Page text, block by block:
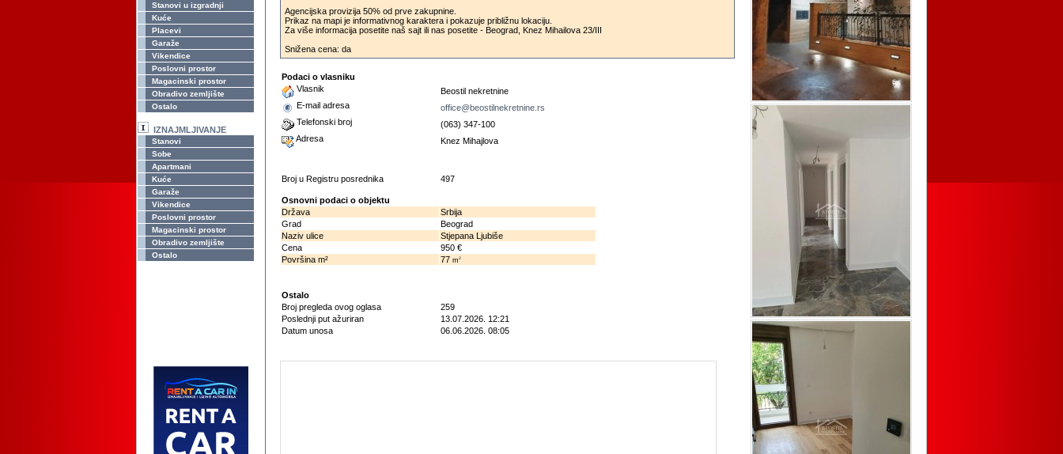
Stanovi u izgradnji
Kuće
Placevi
Garaže
Vikendice
Poslovni prostor
Magacinski prostor
Obradivo zemljište
Ostalo
IZNAJMLJIVANJE
Stanovi
Sobe
Apartmani
Kuće
Garaže
Vikendice
Poslovni prostor
Magacinski prostor
Obradivo zemljište
Ostalo
Agencijska provizija 50% od prve zakupnine.
Prikaz na mapi je informativnog karaktera i pokazuje približnu lokaciju.
Za više informacija posetite naš sajt ili nas posetite - Beograd, Knez Mihailova 23/III
Snižena cena: da
Podaci o vlasniku
Vlasnik
Beostil nekretnine
E-mail adresa
office@beostilnekretnine.rs
Telefonski broj
(063) 347-100
Adresa
Knez Mihajlova
Broj u Registru posrednika 497
Osnovni podaci o objektu
Država
Srbija
Grad
Beograd
Naziv ulice
Stjepana Ljubiše
Cena
950 €
Površina m²
77 m2
Ostalo
Broj pregleda ovog oglasa
259
Poslednji put ažuriran
13.07.2026. 12:21
Datum unosa
06.06.2026. 08:05